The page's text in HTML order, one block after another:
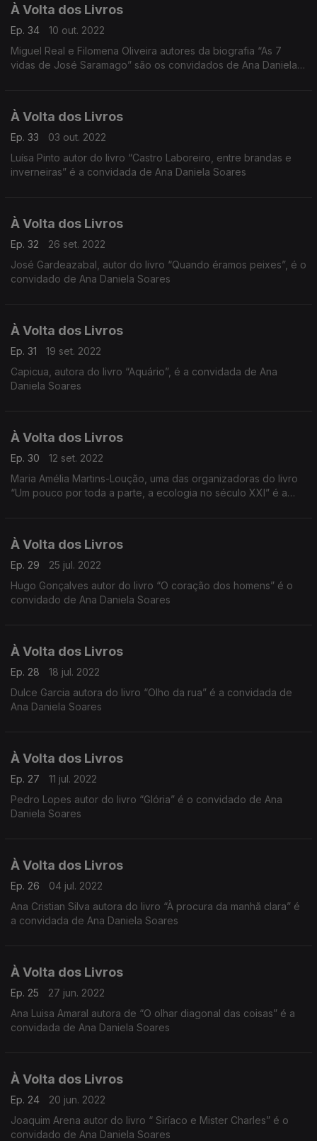
À Volta dos Livros
Ep. 34
10 out. 2022
Miguel Real e Filomena Oliveira autores da biografia “As 7
vidas de José Saramago” são os convidados de Ana Daniela
À Volta dos Livros
Ep. 33
03 out. 2022
Luísa Pinto autor do livro “Castro Laboreiro, entre brandas e
inverneiras” é a convidada de Ana Daniela Soares
À Volta dos Livros
Ep. 32
26 set. 2022
José Gardeazabal, autor do livro “Quando éramos peixes”, é o
convidado de Ana Daniela Soares
À Volta dos Livros
Ep. 31
19 set. 2022
Capicua, autora do livro “Aquário”, é a convidada de Ana
Daniela Soares
À Volta dos Livros
Ep. 30
12 set. 2022
Maria Amélia Martins-Loução, uma das organizadoras do livro
“Um pouco por toda a parte, a ecologia no século XXI” é a
À Volta dos Livros
Ep. 29
25 jul. 2022
Hugo Gonçalves autor do livro “O coração dos homens” é o
convidado de Ana Daniela Soares
À Volta dos Livros
Ep. 28
18 jul. 2022
Dulce Garcia autora do livro “Olho da rua” é a convidada de
Ana Daniela Soares
À Volta dos Livros
Ep. 27
11 jul. 2022
Pedro Lopes autor do livro “Glória” é o convidado de Ana
Daniela Soares
À Volta dos Livros
Ep. 26
04 jul. 2022
Ana Cristian Silva autora do livro “À procura da manhã clara” é
a convidada de Ana Daniela Soares
À Volta dos Livros
Ep. 25
27 jun. 2022
Ana Luisa Amaral autora de “O olhar diagonal das coisas” é a
convidada de Ana Daniela Soares
À Volta dos Livros
Ep. 24
20 jun. 2022
Joaquim Arena autor do livro “ Siríaco e Mister Charles” é o
convidado de Ana Daniela Soares